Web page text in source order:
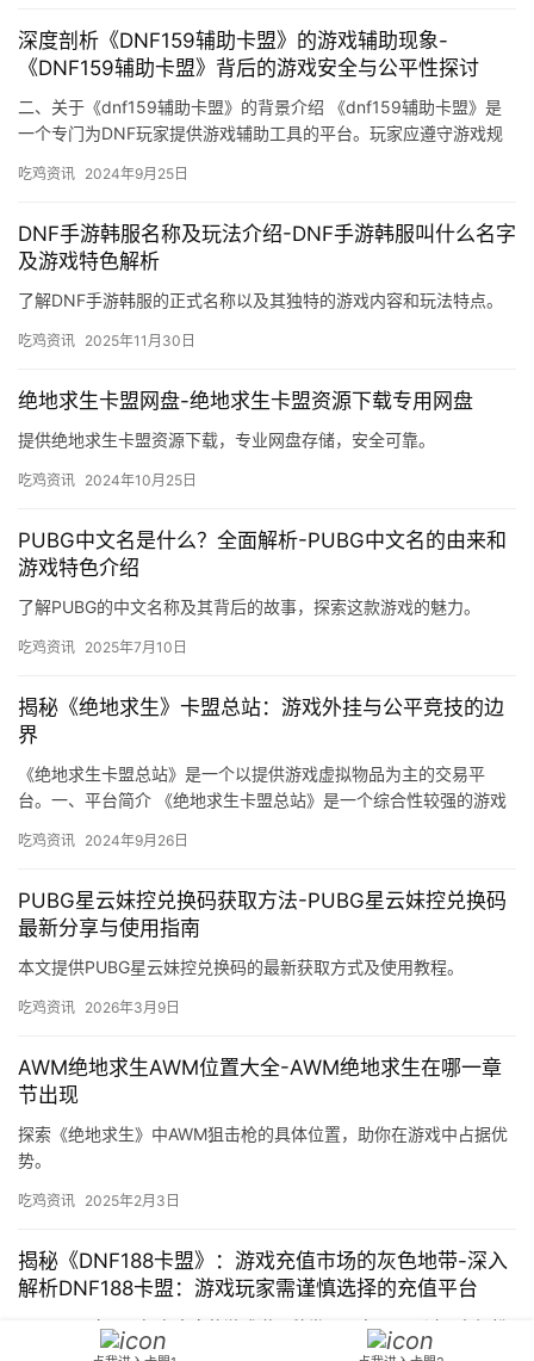
深度剖析《DNF159辅助卡盟》的游戏辅助现象-
《DNF159辅助卡盟》背后的游戏安全与公平性探讨
二、关于《dnf159辅助卡盟》的背景介绍 《dnf159辅助卡盟》是
一个专门为DNF玩家提供游戏辅助工具的平台。玩家应遵守游戏规
吃鸡资讯 2024年9月25日
DNF手游韩服名称及玩法介绍-DNF手游韩服叫什么名字
及游戏特色解析
了解DNF手游韩服的正式名称以及其独特的游戏内容和玩法特点。
吃鸡资讯 2025年11月30日
绝地求生卡盟网盘-绝地求生卡盟资源下载专用网盘
提供绝地求生卡盟资源下载，专业网盘存储，安全可靠。
吃鸡资讯 2024年10月25日
PUBG中文名是什么？全面解析-PUBG中文名的由来和
游戏特色介绍
了解PUBG的中文名称及其背后的故事，探索这款游戏的魅力。
吃鸡资讯 2025年7月10日
揭秘《绝地求生》卡盟总站：游戏外挂与公平竞技的边
界
《绝地求生卡盟总站》是一个以提供游戏虚拟物品为主的交易平
台。一、平台简介 《绝地求生卡盟总站》是一个综合性较强的游戏
吃鸡资讯 2024年9月26日
PUBG星云妹控兑换码获取方法-PUBG星云妹控兑换码
最新分享与使用指南
本文提供PUBG星云妹控兑换码的最新获取方式及使用教程。
吃鸡资讯 2026年3月9日
AWM绝地求生AWM位置大全-AWM绝地求生在哪一章
节出现
探索《绝地求生》中AWM狙击枪的具体位置，助你在游戏中占据优
势。
吃鸡资讯 2025年2月3日
揭秘《DNF188卡盟》：游戏充值市场的灰色地带-深入
解析DNF188卡盟：游戏玩家需谨慎选择的充值平台
《dnf188卡盟》拥有丰富的游戏道具种类。用户可以通过平台轻松
购买到自己需要的游戏道具。解决用户在购买和使用游戏道具过程